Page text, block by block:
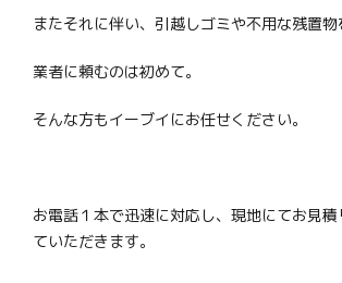
またそれに伴い、引越しゴミや不用な残置物
業者に頼むのは初めて。
そんな方もイーブイにお任せください。
お電話１本で迅速に対応し、現地にてお見
ていただきます。